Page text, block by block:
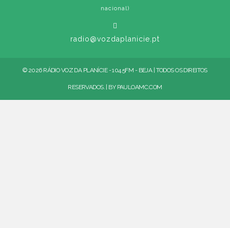
nacional)
radio@vozdaplanicie.pt
© 2026 RÁDIO VOZ DA PLANÍCIE - 104.5FM - BEJA | TODOS OS DIREITOS
RESERVADOS. | BY PAULOAMC.COM